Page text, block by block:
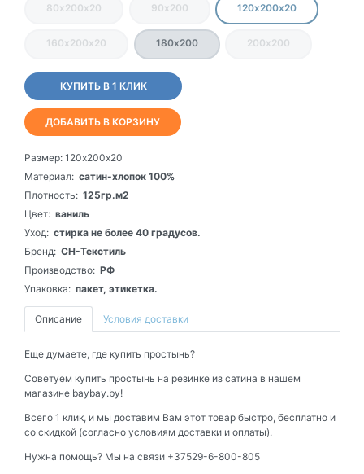
80х200х20 90х200 120х200х20
160х200х20 180х200 200х200
КУПИТЬ В 1 КЛИК
ДОБАВИТЬ В КОРЗИНУ
Размер: 120х200х20
Материал: сатин-хлопок 100%
Плотность: 125гр.м2
Цвет: ваниль
Уход: стирка не более 40 градусов.
Бренд: СН-Текстиль
Производство: РФ
Упаковка: пакет, этикетка.
Описание Условия доставки
Еще думаете, где купить простынь?
Советуем купить простынь на резинке из сатина в нашем
магазине baybay.by!
Всего 1 клик, и мы доставим Вам этот товар быстро, бесплатно и
со скидкой (согласно условиям доставки и оплаты).
Нужна помощь? Мы на связи +37529-6-800-805